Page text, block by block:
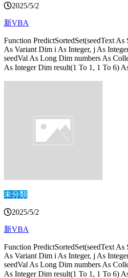
2025/5/2
新VBA
Function PredictSortedSet(seedText
As Variant Dim i As Integer, j As
seedVal As Long Dim numbers As
As Integer Dim result(1 To 1, 1 To 6)
未分類
2025/5/2
新VBA
Function PredictSortedSet(seedText
As Variant Dim i As Integer, j As
seedVal As Long Dim numbers As
As Integer Dim result(1 To 1, 1 To 6)